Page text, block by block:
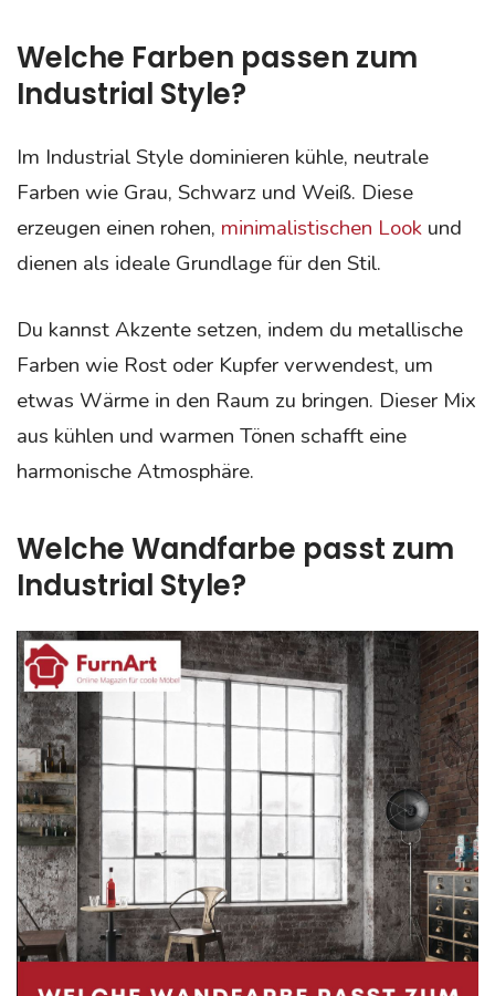
Welche Farben passen zum
Industrial Style?
Im Industrial Style dominieren kühle, neutrale
Farben wie Grau, Schwarz und Weiß. Diese
erzeugen einen rohen, minimalistischen Look und
dienen als ideale Grundlage für den Stil.
Du kannst Akzente setzen, indem du metallische
Farben wie Rost oder Kupfer verwendest, um
etwas Wärme in den Raum zu bringen. Dieser Mix
aus kühlen und warmen Tönen schafft eine
harmonische Atmosphäre.
Welche Wandfarbe passt zum
Industrial Style?